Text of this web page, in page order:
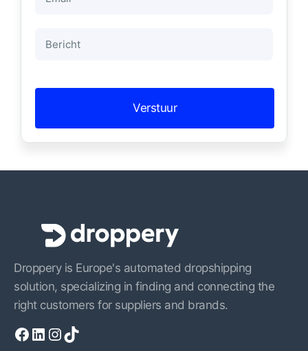
Droppery is Europe's automated dropshipping
solution, specializing in finding and connecting the
right customers for suppliers and brands.
Facebook LinkedIn InstagramTikTok